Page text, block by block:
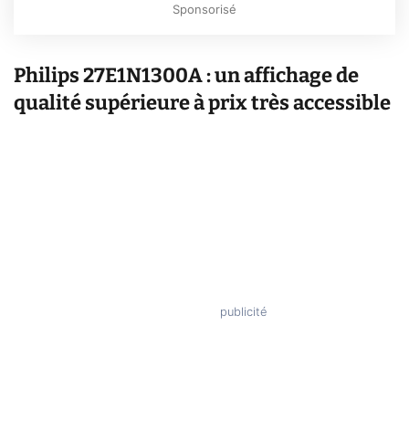
Sponsorisé
Philips 27E1N1300A : un affichage de
qualité supérieure à prix très accessible